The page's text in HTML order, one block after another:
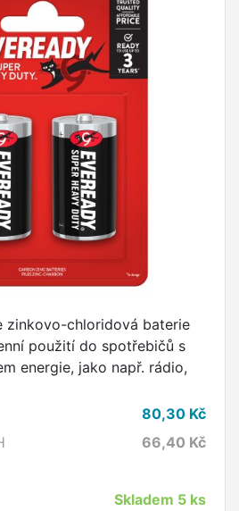
zinkovo-chloridová baterie
použití do spotřebičů s
energie, jako např. rádio,
80,30 Kč
66,40 Kč
Skladem 5 ks